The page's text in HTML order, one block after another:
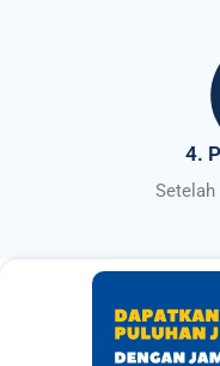
4.
Setelah